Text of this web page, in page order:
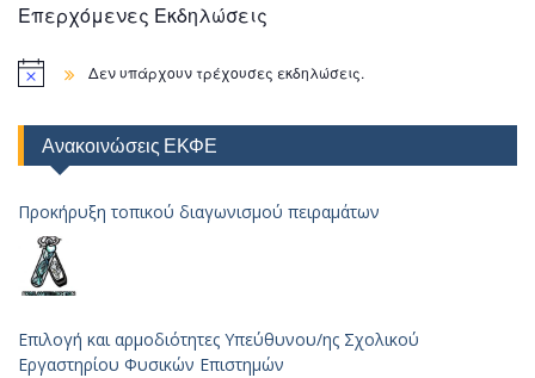
Επερχόμενες Εκδηλώσεις
Δεν υπάρχουν τρέχουσες εκδηλώσεις.
Ανακοινώσεις ΕΚΦΕ
Προκήρυξη τοπικού διαγωνισμού πειραμάτων
Επιλογή και αρμοδιότητες Υπεύθυνου/ης Σχολικού
Εργαστηρίου Φυσικών Επιστημών